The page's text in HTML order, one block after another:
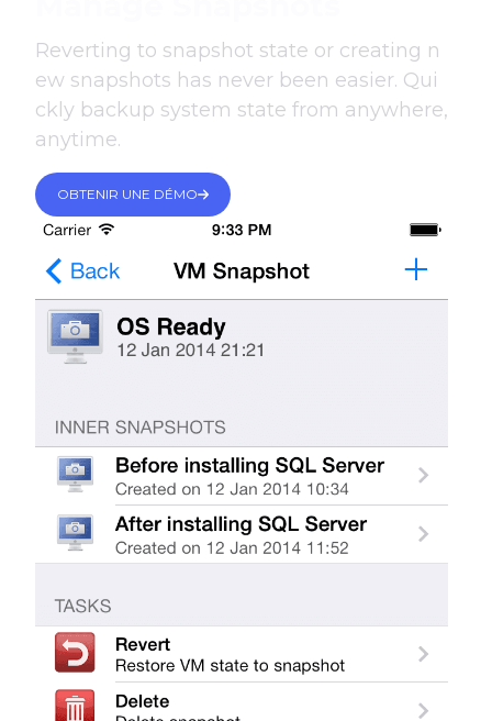
Reverting to snapshot state or creating n
ew snapshots has never been easier. Qui
ckly backup system state from anywhere,
anytime.
OBTENIR UNE DÉMO